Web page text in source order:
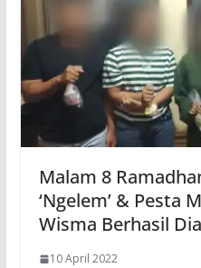
Malam 8
‘Ngelem’ & Pesta
Wisma Berhasil
10 April 2022